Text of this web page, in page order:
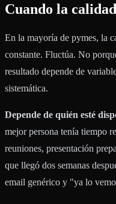
Cuando la
En la mayoría de pymes, la
constante. Fluctúa. No
resultado depende de
sistemática.
Depende de quién esté
mejor persona tenía tiempo
reuniones, presentación
que llegó dos semanas
email genérico y "ya lo